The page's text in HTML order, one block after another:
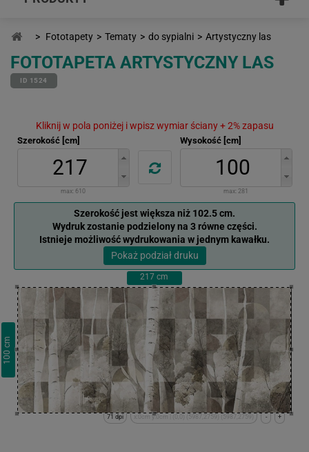
> Fototapety > Tematy > do sypialni > Artystyczny las
FOTOTAPETA ARTYSTYCZNY LAS
ID 1524
Kliknij w pola poniżej i wpisz wymiar ściany + 2% zapasu
Szerokość [cm]
max: 610
Wysokość [cm]
max: 281
Szerokość jest większa niż 102.5 cm.
Wydruk zostanie podzielony na 3 równe części.
Istnieje możliwość wydrukowania w jednym kawałku.
Pokaż podział druku
217 cm
100
cm
+
-
x:0cm y:0cm | (0,0) (5987,2759) (5987,2759)
71 dpi